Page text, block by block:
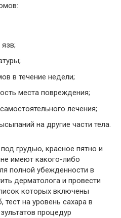
в течение недели;
места повреждения;
лечения;
на другие части тела.
грудью, красное пятно и
имеют какого-либо
полной убежденности в
дерматолога и провести
которых включены
на уровень сахара в
процедур